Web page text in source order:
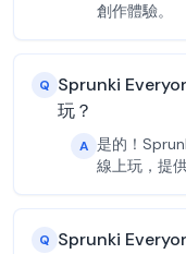
創作體驗。
Q Sprunki
玩？
A 是的！
線上玩，提
Q Sprunki